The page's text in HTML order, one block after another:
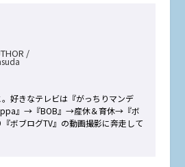
/
好きなテレビは『がっちりマンデ
』→『BOB』→産休＆育休→『ボ
ボブログTV』の動画撮影に奔走して